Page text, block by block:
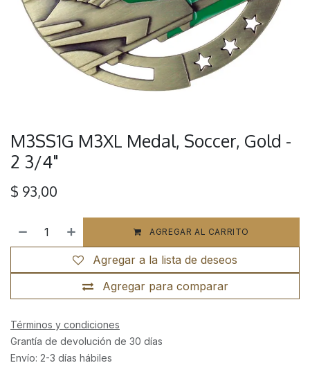
M3SS1G M3XL Medal, Soccer, Gold -
2 3/4"
$ 93,00
AGREGAR AL CARRITO
Agregar para comparar
Agregar a la lista de deseos
Términos y condiciones
Grantía de devolución de 30 días
Envío: 2-3 días hábiles